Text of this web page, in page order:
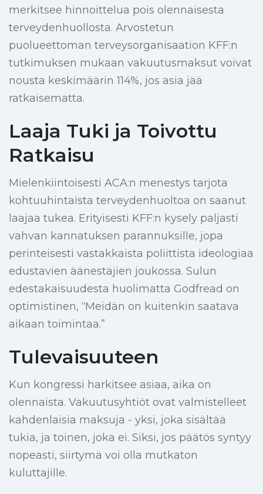
merkitsee hinnoittelua pois olennaisesta
terveydenhuollosta. Arvostetun
puolueettoman terveysorganisaation KFF:n
tutkimuksen mukaan vakuutusmaksut voivat
nousta keskimäärin 114%, jos asia jää
ratkaisematta.
Laaja Tuki ja Toivottu
Ratkaisu
Mielenkiintoisesti ACA:n menestys tarjota
kohtuuhintaista terveydenhuoltoa on saanut
laajaa tukea. Erityisesti KFF:n kysely paljasti
vahvan kannatuksen parannuksille, jopa
perinteisesti vastakkaista poliittista ideologiaa
edustavien äänestäjien joukossa. Sulun
edestakaisuudesta huolimatta Godfread on
optimistinen, “Meidän on kuitenkin saatava
aikaan toimintaa.”
Tulevaisuuteen
Kun kongressi harkitsee asiaa, aika on
olennaista. Vakuutusyhtiöt ovat valmistelleet
kahdenlaisia maksuja - yksi, joka sisältää
tukia, ja toinen, joka ei. Siksi, jos päätös syntyy
nopeasti, siirtymä voi olla mutkaton
kuluttajille.